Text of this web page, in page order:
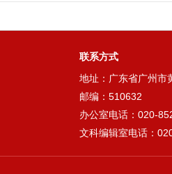
联系方式
地址：广东省广州市
邮编：510632
办公室电话：020-
文科编辑室电话：